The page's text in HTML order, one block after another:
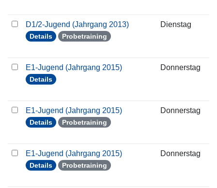
D1/2-Jugend (Jahrgang 2013)
Details Probetraining
Dienstag
E1-Jugend (Jahrgang 2015)
Details
Donnerstag
E1-Jugend (Jahrgang 2015)
Details Probetraining
Donnerstag
E1-Jugend (Jahrgang 2015)
Details Probetraining
Donnerstag